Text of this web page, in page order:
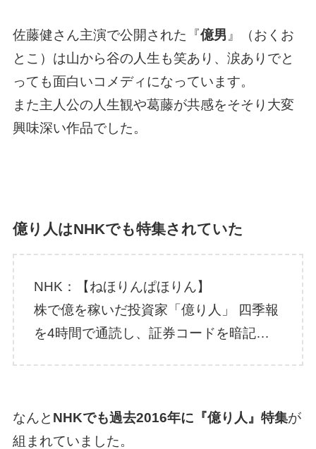
佐藤健さん主演で公開された『億男 』（おくお
とこ）は山から谷の人生も笑あり、涙ありでと
っても面白いコメディになっています。
また主人公の人生観や葛藤が共感をそそり大変
興味深い作品でした。
億り人はNHKでも特集されていた
NHK：【ねほりんぱほりん】
株で億を稼いだ投資家「億り人」 四季報
を4時間で通読し、証券コードを暗記…
なんと NHKでも過去2016年に『億り人』特集が
組まれていました。